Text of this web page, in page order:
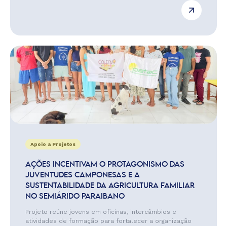
Apoio a Projetos
AÇÕES INCENTIVAM O PROTAGONISMO DAS
JUVENTUDES CAMPONESAS E A
SUSTENTABILIDADE DA AGRICULTURA FAMILIAR
NO SEMIÁRIDO PARAIBANO
Projeto reúne jovens em oficinas, intercâmbios e
atividades de formação para fortalecer a organização